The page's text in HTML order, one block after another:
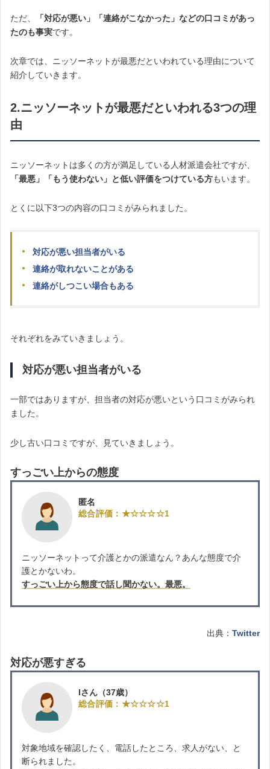
ただ、
「対応が悪い」「連絡がこなかった」などの口コミがあっ
たのも事実です。
次章では、ニッソーネットが最悪だといわれている理由について
紹介していきます。
2.ニッソーネットが最悪だといわれる3つの理
由
ニッソーネットは多くの方が満足している人材派遣会社ですが、
「最悪」「もう使わない」と低い評価をつけている方もいます。
とくに以下3つの内容の口コミがみられました。
対応が悪い担当者がいる
連絡が取れないことがある
連絡がしつこい場合もある
それぞれをみていきましょう。
対応が悪い担当者がいる
一部ではありますが、担当者の対応が悪いという口コミがみられ
ました。
少し古い口コミですが、見ていきましょう。
すっごい上からの態度
匿名
総合評価：★☆☆☆☆1
ニッソーネットって介護とかの派遣なん？あんな態度で介
護とかないわ。
すっごい上から態度で話し聞かない。最悪。
出典： Twitter
対応が悪すぎる
Iさん（37歳）
総合評価：★☆☆☆☆1
対象地域を確認したく、電話したところ、求人がない、と
断られました。